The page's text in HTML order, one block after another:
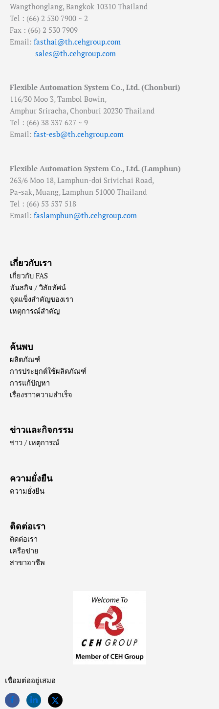
Wangthonglang, Bangkok 10310 Thailand
Tel : (66) 2 530 7900 ~ 2
Fax : (66) 2 530 7909
Email: fasthai@th.cehgroup.com
sales@th.cehgroup.com
Flexible Automation System Co., Ltd. (Chonburi)
116/30 Moo 3, Tambol Bowin,
Amphur Sriracha, Chonburi 20230 Thailand
Tel : (66) 38 337 627 ~ 9
Email: fast-esb@th.cehgroup.com
Flexible Automation System Co., Ltd. (Lamphun)
263/6 Moo 18, Lamphun-doi Srivichai Road,
Pa-sak, Muang, Lamphun 51000 Thailand
Tel : (66) 53 537 518
Email: faslamphun@th.cehgroup.com
เกี่ยวกับเรา
เกี่ยวกับ FAS
พันธกิจ / วิสัยทัศน์
จุดแข็งสำคัญของเรา
เหตุการณ์สำคัญ
ค้นพบ
ผลิตภัณฑ์
การประยุกต์ใช้ผลิตภัณฑ์
การแก้ปัญหา
เรื่องราวความสำเร็จ
ข่าวและกิจกรรม
ข่าว / เหตุการณ์
ความยั่งยืน
ความยั่งยืน
ติดต่อเรา
ติดต่อเรา
เครือข่าย
สาขาอาชีพ
เชื่อมต่ออยู่เสมอ